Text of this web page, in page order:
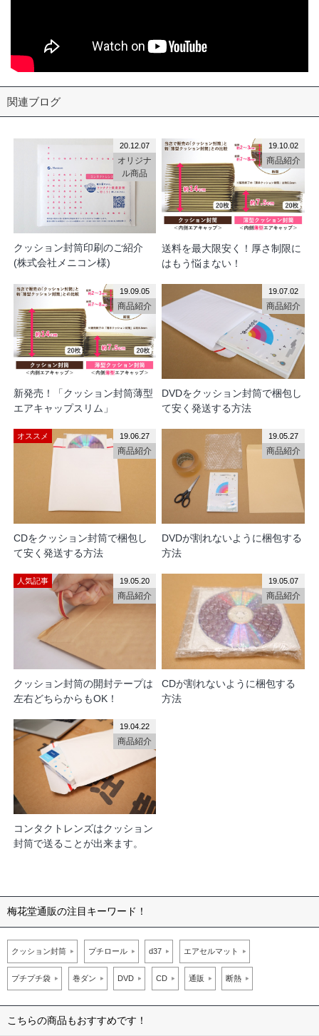
関連ブログ
クッション封筒印刷のご紹介
(株式会社メニコン様)
オリジナ
ル商品
20.12.07
送料を最大限安く！厚さ制限に
はもう悩まない！
商品紹介
19.10.02
新発売！「クッション封筒薄型
エアキャップスリム」
商品紹介
19.09.05
DVDをクッション封筒で梱包し
て安く発送する方法
商品紹介
19.07.02
CDをクッション封筒で梱包し
て安く発送する方法
オススメ
商品紹介
19.06.27
DVDが割れないように梱包する
方法
商品紹介
19.05.27
クッション封筒の開封テープは
左右どちらからもOK！
人気記事
商品紹介
19.05.20
CDが割れないように梱包する
方法
商品紹介
19.05.07
コンタクトレンズはクッション
封筒で送ることが出来ます。
商品紹介
19.04.22
梅花堂通販の注目キーワード！
クッション封筒 プチロール d37 エアセルマット
プチプチ袋 巻ダン DVD CD 通販 断熱
こちらの商品もおすすめです！